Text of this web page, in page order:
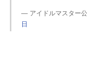
— アイドルマスター
日